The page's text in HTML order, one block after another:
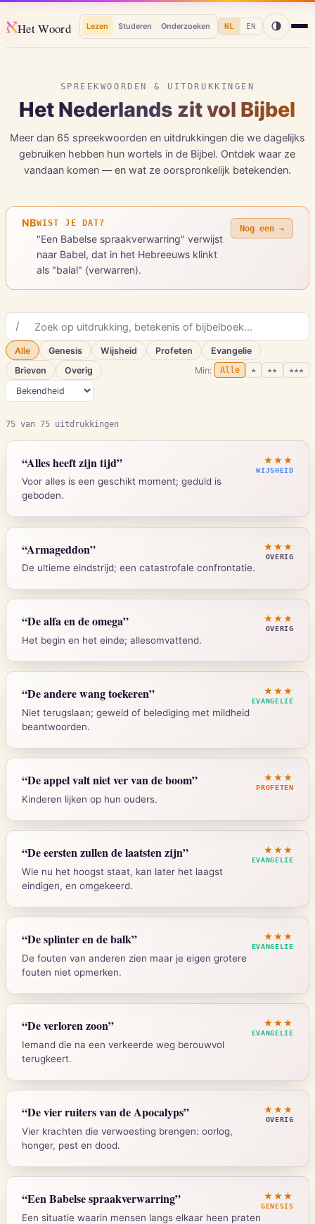
אHet Woord Lezen Studeren Onderzoeken NL EN
SPREEKWOORDEN & UITDRUKKINGEN
Het Nederlands zit vol Bijbel
Meer dan 65 spreekwoorden en uitdrukkingen die we dagelijks
gebruiken hebben hun wortels in de Bijbel. Ontdek waar ze
vandaan komen — en wat ze oorspronkelijk betekenden.
NBWIST JE DAT?
"Een Babelse spraakverwarring" verwijst
naar Babel, dat in het Hebreeuws klinkt
als "balal" (verwarren).
Nog een →
/
Alle Genesis Wijsheid Profeten
Evangelie
Brieven
Overig Min: Alle ★ ★★ ★★★
75 van 75 uitdrukkingen
“Alles heeft zijn tijd”
Voor alles is een geschikt moment; geduld is
geboden.
★★★
WIJSHEID
Prediker 3:1
“Armageddon”
De ultieme eindstrijd; een catastrofale confrontatie.
★★★
OVERIG
“De alfa en de omega”
Het begin en het einde; allesomvattend.
★★★
OVERIG
“De andere wang toekeren”
Niet terugslaan; geweld of belediging met mildheid
beantwoorden.
★★★
EVANGELIE
“De appel valt niet ver van de boom”
Kinderen lijken op hun ouders.
★★★
PROFETEN
“De eersten zullen de laatsten zijn”
Wie nu het hoogst staat, kan later het laagst
eindigen, en omgekeerd.
★★★
EVANGELIE
Strong's: G4413
“De splinter en de balk”
De fouten van anderen zien maar je eigen grotere
fouten niet opmerken.
★★★
EVANGELIE
“De verloren zoon”
Iemand die na een verkeerde weg berouwvol
terugkeert.
★★★
EVANGELIE
“De vier ruiters van de Apocalyps”
Vier krachten die verwoesting brengen: oorlog,
honger, pest en dood.
★★★
OVERIG
“Een Babelse spraakverwarring”
Een situatie waarin mensen langs elkaar heen praten
★★★
GENESIS